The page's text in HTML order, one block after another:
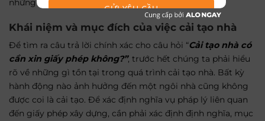
những rủi ro pháp lý không đáng có.
Khái niệm và mục đích của việc cải tạo nhà
Để tìm ra câu trả lời chính xác cho câu hỏi “Cải tạo nhà có
cần xin giấy phép không?”, trước hết chúng ta phải hiểu
rõ về những gì tồn tại trong quá trình cải tạo nhà. Bất kỳ
hành động nào ảnh hưởng đến một ngôi nhà cũng không
được coi là cải tạo. Để xác định nghĩa vụ pháp lý liên quan
đến giấy phép xây dựng, cần phải xác định định nghĩa, mục
GỬI YÊU CẦU